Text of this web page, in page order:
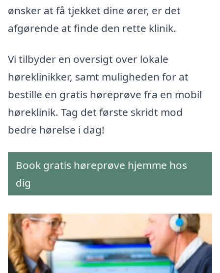
ønsker at få tjekket dine ører, er det
afgørende at finde den rette klinik.
Vi tilbyder en oversigt over lokale
høreklinikker, samt muligheden for at
bestille en gratis høreprøve fra en mobil
høreklinik. Tag det første skridt mod
bedre hørelse i dag!
Book gratis høreprøve hjemme hos
dig